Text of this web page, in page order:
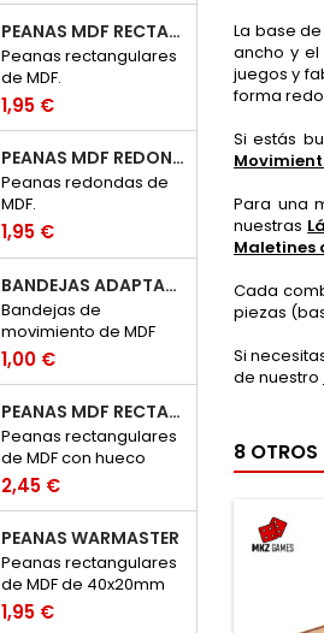
PEANAS MDF RECTANGULARES
Peanas rectangulares
de MDF.
1,95 €
PEANAS MDF REDONDAS
Peanas redondas de
MDF.
1,95 €
BANDEJAS ADAPTADORAS WARHAMMER: TOW - HUECOS 20X20MM
Bandejas de
movimiento de MDF
para adaptar peanas
clásicas de 20x20mm
World.
1,00 €
PEANAS MDF RECTANGULARES CON HUECO
Peanas rectangulares
de MDF con hueco
para imanes de
neodimio.
2,45 €
PEANAS WARMASTER
Peanas rectangulares
de MDF de 40x20mm
para Warmaster.
1,95 €
La base
ancho y
juegos y
forma
Si estás
Para una
nuestras
Maletines
Cada
piezas
Si
de nuestro
8